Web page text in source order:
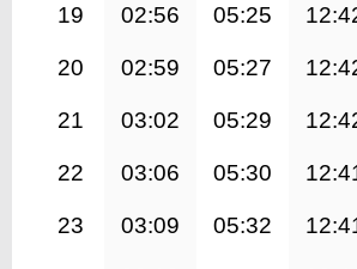
19 02:56 05:25
20 02:59 05:27
21 03:02 05:29
22 03:06 05:30
23 03:09 05:32